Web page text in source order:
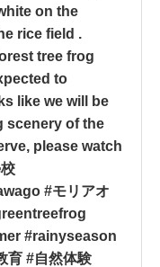
on the
rice field .
tree frog
to
like we will be
scenery of the
please watch
#モリアオ
#rainyseason
育 #自然体験